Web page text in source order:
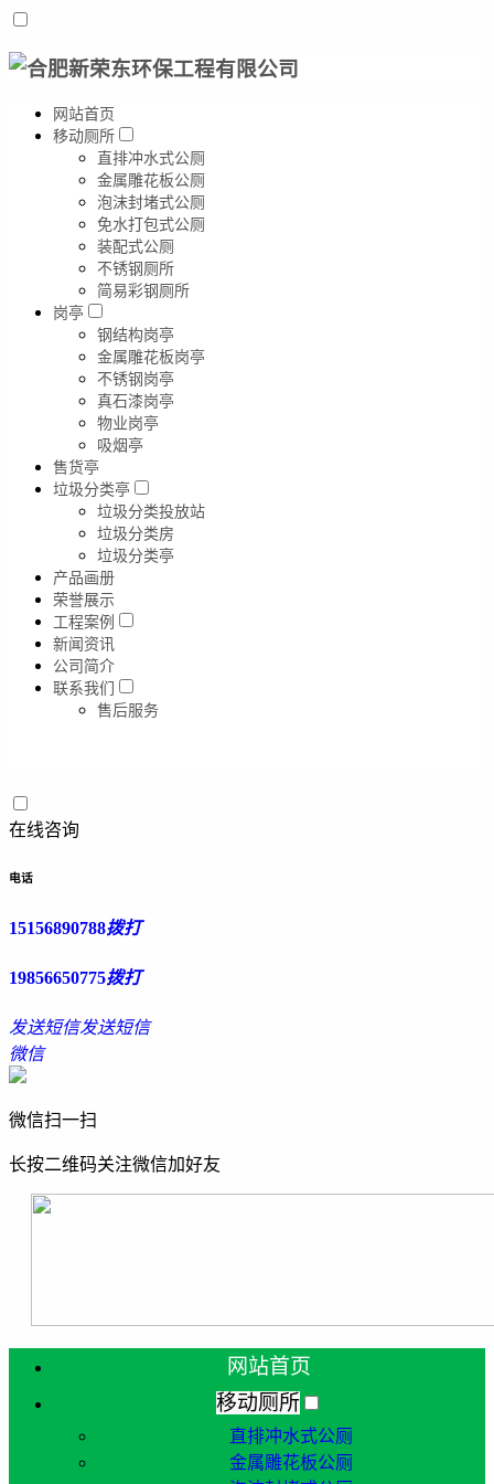
网站首页
移动厕所
直排冲水式公厕
金属雕花板公厕
泡沫封堵式公厕
免水打包式公厕
装配式公厕
不锈钢厕所
简易彩钢厕所
岗亭
钢结构岗亭
金属雕花板岗亭
不锈钢岗亭
真石漆岗亭
物业岗亭
吸烟亭
售货亭
垃圾分类亭
垃圾分类投放站
垃圾分类房
垃圾分类亭
产品画册
荣誉展示
工程案例
新闻资讯
公司简介
联系我们
售后服务
在线咨询
电话
15156890788拨打
19856650775拨打
发送短信发送短信
微信
微信扫一扫
长按二维码关注微信加好友
网站首页
移动厕所
直排冲水式公厕
金属雕花板公厕